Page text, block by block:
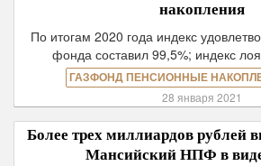
накопления
По итогам 2020 года индекс
фонда составил 99,5%; индекс
ГАЗФОНД ПЕНСИОННЫЕ
28 января 2021
Более трех миллиардов рублей
Мансийский НПФ в